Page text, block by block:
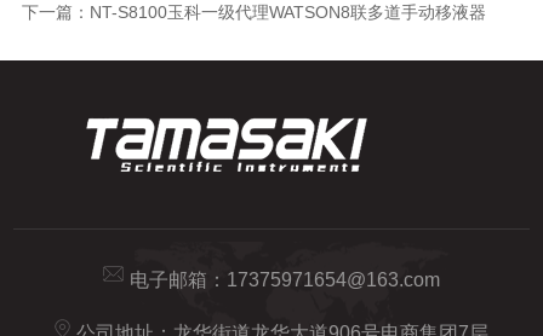
下一篇： NT-S8100玉科一级代理WATSON8联多道手动移液器
电子邮箱： 17375971654@163.com